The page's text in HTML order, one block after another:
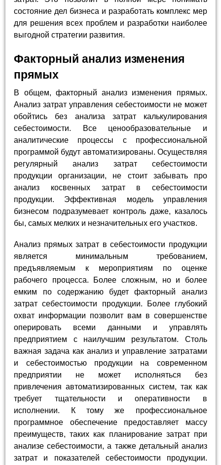
состояние дел бизнеса и разработать комплекс мер
для решения всех проблем и разработки наиболее
выгодной стратегии развития.
Факторный анализ изменения
прямых
В общем, факторный анализ изменения прямых.
Анализ затрат управления себестоимости не может
обойтись без анализа затрат калькулирования
себестоимости. Все ценообразовательные и
аналитические процессы с профессиональной
программой будут автоматизированы. Осуществляя
регулярный анализ затрат себестоимости
продукции организации, не стоит забывать про
анализ косвенных затрат в себестоимости
продукции. Эффективная модель управления
бизнесом подразумевает контроль даже, казалось
бы, самых мелких и незначительных его участков.
Анализ прямых затрат в себестоимости продукции
является минимальным требованием,
предъявляемым к мероприятиям по оценке
рабочего процесса. Более сложным, но и более
емким по содержанию будет факторный анализ
затрат себестоимости продукции. Более глубокий
охват информации позволит вам в совершенстве
оперировать всеми данными и управлять
предприятием с наилучшим результатом. Столь
важная задача как анализ и управление затратами
и себестоимостью продукции на современном
предприятии не может исполняться без
привлечения автоматизированных систем, так как
требует тщательности и оперативности в
исполнении. К тому же профессиональное
программное обеспечение предоставляет массу
преимуществ, таких как планирование затрат при
анализе себестоимости, а также детальный анализ
затрат и показателей себестоимости продукции.